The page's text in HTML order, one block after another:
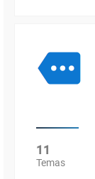
11
Temas